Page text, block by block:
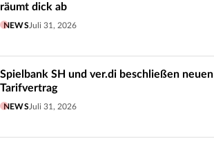
räumt dick ab
NEWS Juli 31, 2026
Spielbank SH und ver.di beschließen neuen
Tarifvertrag
NEWS Juli 31, 2026